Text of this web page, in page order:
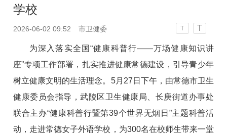
学校
2026-06-02 09:52 市卫健委 T T
为深入落实全国“健康科普行——万场健康知识讲
座”专项工作部署，扎实推进健康常德建设，引导青少年
树立健康文明的生活理念。 5月27日下午，由常德市卫生
健康委员会指导，武陵区卫生健康局、长庚街道办事处
联合主办“健康科普行暨第39个世界无烟日”主题科普活
动，走进常德女子外语学校，为300名在校师生带来一堂